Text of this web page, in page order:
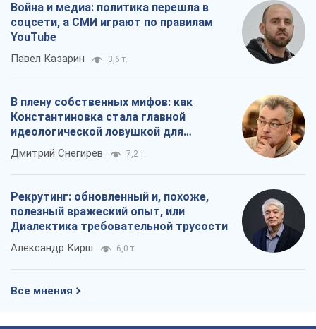
Война и медиа: политика перешла в
соцсети, а СМИ играют по правилам
YouTube
Павел Казарин 3,6 т.
В плену собственных мифов: как
Константиновка стала главной
идеологической ловушкой для
российских оккупантов
Дмитрий Снегирев 7,2 т.
Рекрутинг: обновленный и, похоже,
полезный вражеский опыт, или
Диалектика требовательной трусости
Александр Кирш 6,0 т.
Все мнения